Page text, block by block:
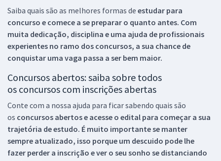
Saiba quais são as melhores formas de estudar para
concurso e comece a se preparar o quanto antes. Com
muita dedicação, disciplina e uma ajuda de profissionais
experientes no ramo dos concursos, a sua chance de
conquistar uma vaga passa a ser bem maior.
Concursos abertos: saiba sobre todos
os concursos com inscrições abertas
Conte com a nossa ajuda para ficar sabendo quais são
os concursos abertos e acesse o edital para começar a sua
trajetória de estudo. É muito importante se manter
sempre atualizado, isso porque um descuido pode lhe
fazer perder a inscrição e ver o seu sonho se distanciando